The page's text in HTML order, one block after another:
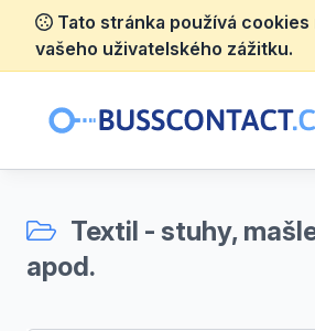
Tato stránka používá
vašeho uživatelského zážitku.
Textil - stuhy,
apod.